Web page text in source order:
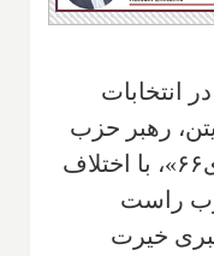
انتخابات
رهبر حزب
لیبرال میانه‌رو «دموکرات‌های۶۶»، با اختلاف
حزب راست
خیرت